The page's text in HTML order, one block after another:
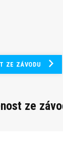
ZE ZÁVODU
ze